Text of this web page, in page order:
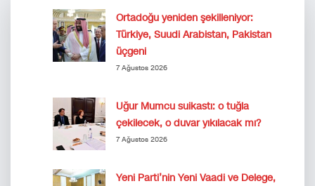
Ortadoğu yeniden şekilleniyor:
Türkiye, Suudi Arabistan, Pakistan
üçgeni
7 Ağustos 2026
Uğur Mumcu suikastı: o tuğla
çekilecek, o duvar yıkılacak mı?
7 Ağustos 2026
Yeni Parti’nin Yeni Vaadi ve Delege,